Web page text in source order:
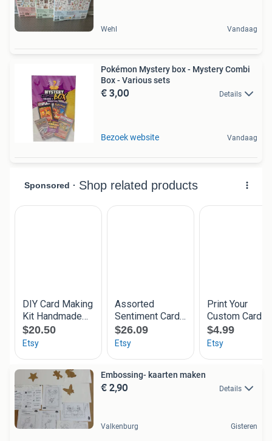
Wehl Vandaag
Pokémon Mystery box - Mystery Combi
Box - Various sets
€ 3,00 Details
Bezoek website Vandaag
Embossing- kaarten maken
€ 2,90 Details
Valkenburg Gisteren